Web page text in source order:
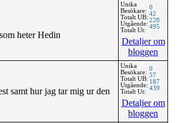
heter Hedin
Unika
Besökare:
Totalt UB:
Utgående:
Totalt Ut:
0
42
228
495
Detaljer om
bloggen
samt hur jag tar mig ur den
Unika
Besökare:
Totalt UB:
Utgående:
Totalt Ut:
0
57
187
439
Detaljer om
bloggen